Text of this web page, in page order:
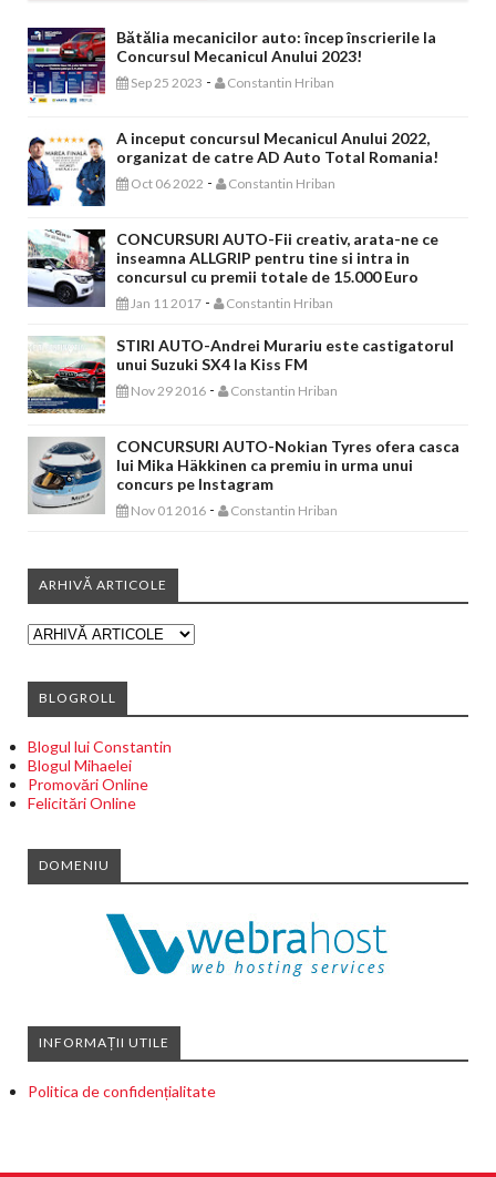
Bătălia mecanicilor auto: încep înscrierile la
Concursul Mecanicul Anului 2023!
Sep 25 2023 - Constantin Hriban
A inceput concursul Mecanicul Anului 2022,
organizat de catre AD Auto Total Romania!
Oct 06 2022 - Constantin Hriban
CONCURSURI AUTO-Fii creativ, arata-ne ce
inseamna ALLGRIP pentru tine si intra in
concursul cu premii totale de 15.000 Euro
Jan 11 2017 - Constantin Hriban
STIRI AUTO-Andrei Murariu este castigatorul
unui Suzuki SX4 la Kiss FM
Nov 29 2016 - Constantin Hriban
CONCURSURI AUTO-Nokian Tyres ofera casca
lui Mika Häkkinen ca premiu in urma unui
concurs pe Instagram
Nov 01 2016 - Constantin Hriban
ARHIVĂ ARTICOLE
BLOGROLL
Blogul lui Constantin
Blogul Mihaelei
Promovări Online
Felicitări Online
DOMENIU
INFORMAȚII UTILE
Politica de confidențialitate